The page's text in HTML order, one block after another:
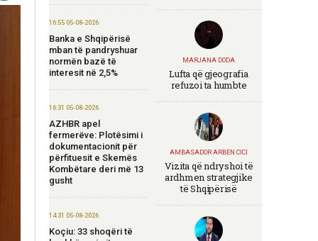
16:55 05-08-2026
Banka e Shqipërisë
mban të pandryshuar
normën bazë të
interesit në 2,5%
16:31 05-08-2026
AZHBR apel
fermerëve: Plotësimi i
dokumentacionit për
përfituesit e Skemës
Kombëtare deri më 13
gusht
14:31 05-08-2026
Koçiu: 33 shoqëri të
MARJANA DODA
Lufta që gjeografia
refuzoi ta humbte
AMBASADOR ARBEN CICI
Vizita që ndryshoi të
ardhmen strategjike
të Shqipërisë